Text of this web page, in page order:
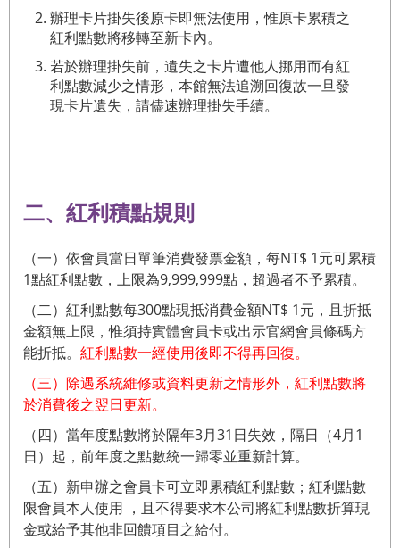
辦理卡片掛失後原卡即無法使用，惟原卡累積之
紅利點數將移轉至新卡內。
若於辦理掛失前，遺失之卡片遭他人挪用而有紅
利點數減少之情形，本館無法追溯回復故一旦發
現卡片遺失，請儘速辦理掛失手續。
二、紅利積點規則
（一）依會員當日單筆消費發票金額，每NT$ 1元可累積
1點紅利點數，上限為9,999,999點，超過者不予累積。
（二）紅利點數每300點現抵消費金額NT$ 1元，且折抵
金額無上限，惟須持實體會員卡或出示官網會員條碼方
能折抵。 紅利點數一經使用後即不得再回復。
（三） 除遇系統維修或資料更新之情形外，紅利點數將
於消費後之翌日更新。
（四）當年度點數將於隔年3月31日失效，隔日（4月1
日）起，前年度之點數統一歸零並重新計算。
（五）新申辦之會員卡可立即累積紅利點數；紅利點數
限會員本人使用 ，且不得要求本公司將紅利點數折算現
金或給予其他非回饋項目之給付。